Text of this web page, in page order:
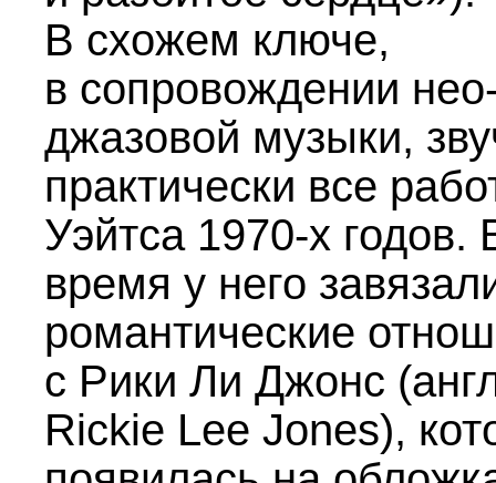
В схожем ключе,
в сопровождении
джазовой музыки,
практически все
Уэйтса 1970-х годов.
время у него
романтические
с Рики Ли Джонс
Rickie Lee Jones),